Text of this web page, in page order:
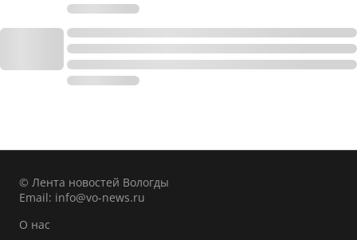
© Лента новостей Вологды
Email: info@vo-news.ru
О нас